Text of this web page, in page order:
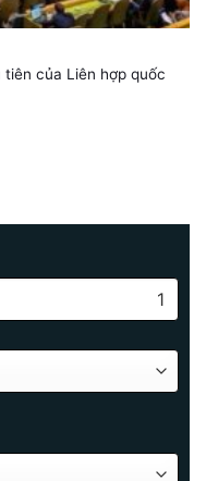
của Liên hợp quốc